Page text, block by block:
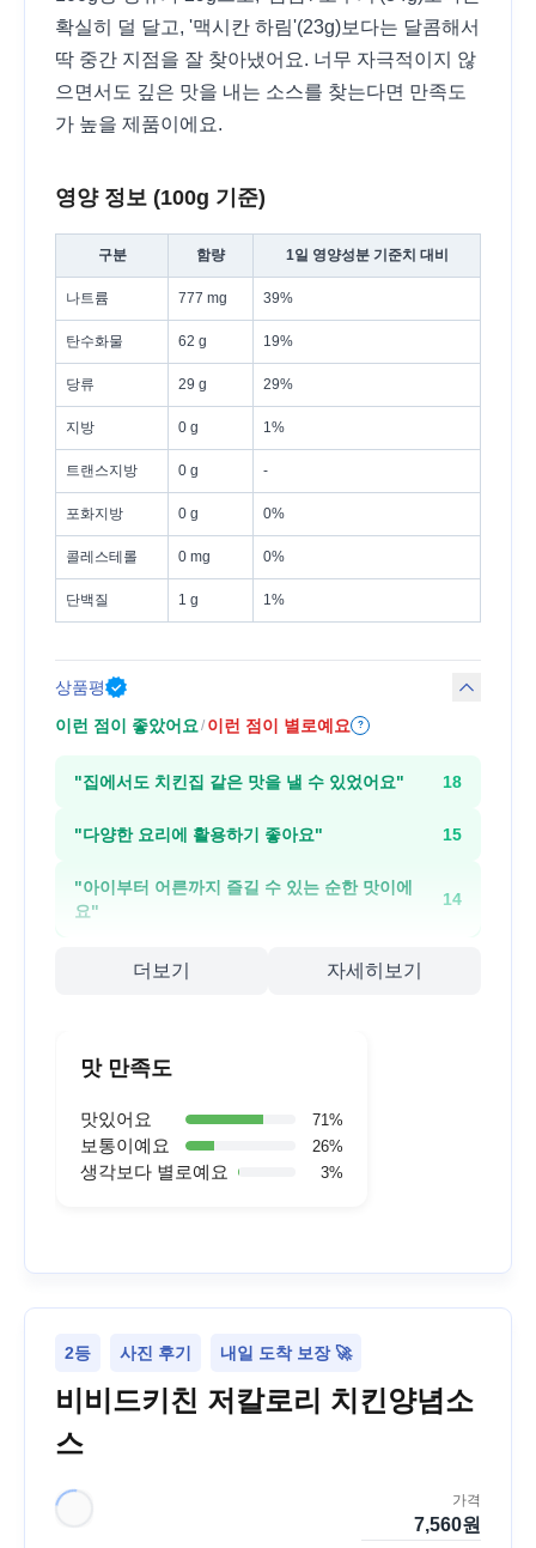
확실히 덜 달고, '맥시칸 하림'(23g)보다는 달콤해서
딱 중간 지점을 잘 찾아냈어요. 너무 자극적이지 않
으면서도 깊은 맛을 내는 소스를 찾는다면 만족도
가 높을 제품이에요.
영양 정보 (100g 기준)
구분 함량 1일 영양성분 기준치 대비
나트륨 777 mg 39%
탄수화물 62 g 19%
당류 29 g 29%
지방 0 g 1%
트랜스지방 0 g -
포화지방 0 g 0%
콜레스테롤 0 mg 0%
단백질 1 g 1%
상품평
이런 점이 좋았어요/ 이런 점이 별로예요 ?
"집에서도 치킨집 같은 맛을 낼 수 있었어요" 18
"다양한 요리에 활용하기 좋아요" 15
"아이부터 어른까지 즐길 수 있는 순한 맛이에
요"
14
더보기 자세히보기
맛 만족도
맛있어요 71%
보통이예요 26%
생각보다 별로예요 3%
2등 사진 후기 내일 도착 보장 🚀
비비드키친 저칼로리 치킨양념소
스
가격
7,560원